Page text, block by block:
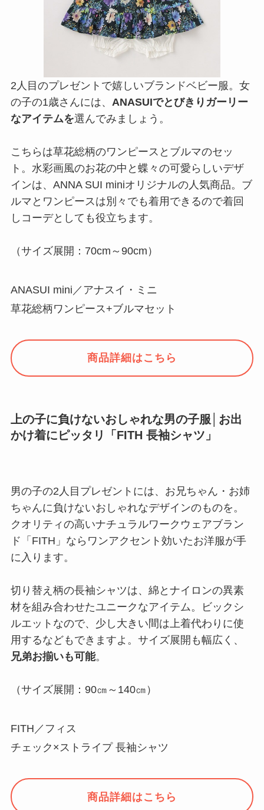
2人目のプレゼントで嬉しいブランドベビー服。女
の子の1歳さんには、 ANASUIでとびきりガーリー
なアイテムを選んでみましょう。
こちらは草花総柄のワンピースとブルマのセッ
ト。水彩画風のお花の中と蝶々の可愛らしいデザ
インは、ANNA SUI miniオリジナルの人気商品。ブ
ルマとワンピースは別々でも着用できるので着回
しコーデとしても役立ちます。
（サイズ展開：70cm～90cm）
ANASUI mini／アナスイ・ミニ
草花総柄ワンピース+ブルマセット
商品詳細はこちら
上の子に負けないおしゃれな男の子服│お出
かけ着にピッタリ「FITH 長袖シャツ」
男の子の2人目プレゼントには、お兄ちゃん・お姉
ちゃんに負けないおしゃれなデザインのものを。
クオリティの高いナチュラルワークウェアブラン
ド「FITH」ならワンアクセント効いたお洋服が手
に入ります。
切り替え柄の長袖シャツは、綿とナイロンの異素
材を組み合わせたユニークなアイテム。ビックシ
ルエットなので、少し大きい間は上着代わりに使
用するなどもできますよ。サイズ展開も幅広く、
兄弟お揃いも可能。
（サイズ展開：90㎝～140㎝）
FITH／フィス
チェック×ストライプ 長袖シャツ
商品詳細はこちら